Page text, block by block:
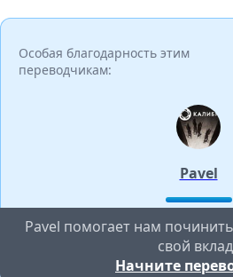
Особая благодарность этим
переводчикам:
Pavel
Pavel помогает нам
свой
Начните